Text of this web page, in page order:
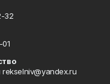
32
rekselniv@yandex.ru